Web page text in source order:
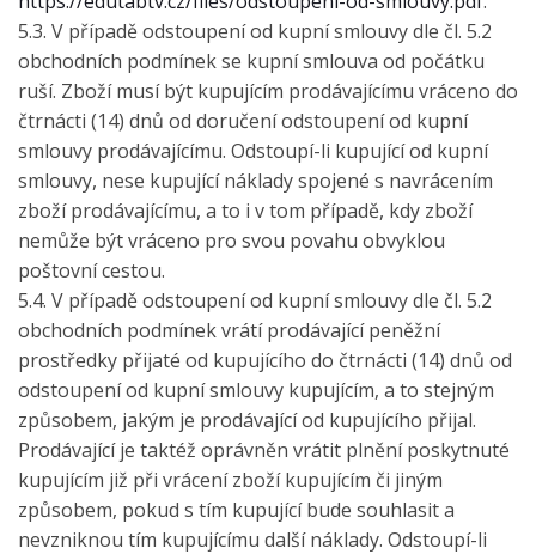
5.3. V případě odstoupení od kupní smlouvy dle čl. 5.2
obchodních podmínek se kupní smlouva od počátku
ruší. Zboží musí být kupujícím prodávajícímu vráceno do
čtrnácti (14) dnů od doručení odstoupení od kupní
smlouvy prodávajícímu. Odstoupí-li kupující od kupní
smlouvy, nese kupující náklady spojené s navrácením
zboží prodávajícímu, a to i v tom případě, kdy zboží
nemůže být vráceno pro svou povahu obvyklou
poštovní cestou.
5.4. V případě odstoupení od kupní smlouvy dle čl. 5.2
obchodních podmínek vrátí prodávající peněžní
prostředky přijaté od kupujícího do čtrnácti (14) dnů od
odstoupení od kupní smlouvy kupujícím, a to stejným
způsobem, jakým je prodávající od kupujícího přijal.
Prodávající je taktéž oprávněn vrátit plnění poskytnuté
kupujícím již při vrácení zboží kupujícím či jiným
způsobem, pokud s tím kupující bude souhlasit a
nevzniknou tím kupujícímu další náklady. Odstoupí-li